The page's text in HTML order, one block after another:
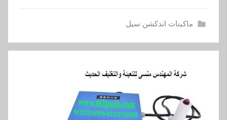
ماكينات اندكشن سيل